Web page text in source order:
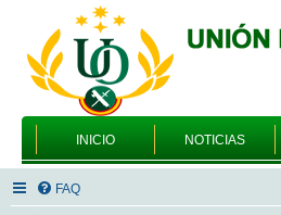
INICIO NOTICIAS
FAQ